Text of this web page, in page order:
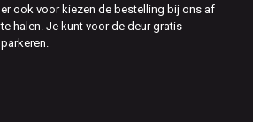
er ook voor kiezen de bestelling bij ons af
te halen. Je kunt voor de deur gratis
parkeren.